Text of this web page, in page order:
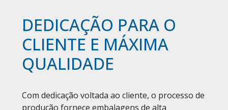
DEDICAÇÃO PARA O
CLIENTE E MÁXIMA
QUALIDADE
Com dedicação voltada ao cliente, o processo de
produção fornece embalagens de alta